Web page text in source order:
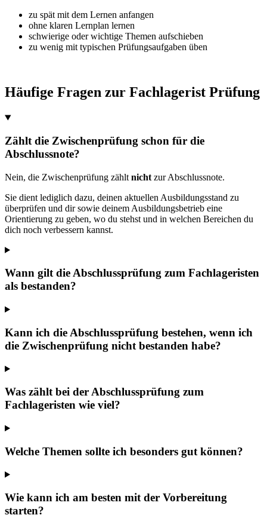
zu spät mit dem Lernen anfangen
ohne klaren Lernplan lernen
schwierige oder wichtige Themen aufschieben
zu wenig mit typischen Prüfungsaufgaben üben
Häufige Fragen zur Fachlagerist Prüfung
Zählt die Zwischenprüfung schon für die
Abschlussnote?
Nein, die Zwischenprüfung zählt nicht zur Abschlussnote.
Sie dient lediglich dazu, deinen aktuellen Ausbildungsstand zu
überprüfen und dir sowie deinem Ausbildungsbetrieb eine
Orientierung zu geben, wo du stehst und in welchen Bereichen du
dich noch verbessern kannst.
Wann gilt die Abschlussprüfung zum Fachlageristen
als bestanden?
Kann ich die Abschlussprüfung bestehen, wenn ich
die Zwischenprüfung nicht bestanden habe?
Was zählt bei der Abschlussprüfung zum
Fachlageristen wie viel?
Welche Themen sollte ich besonders gut können?
Wie kann ich am besten mit der Vorbereitung
starten?